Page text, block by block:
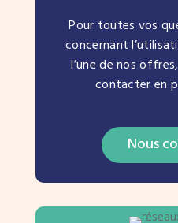
Pour toutes vos
concernant
l’une de nos
contacter en
Nous